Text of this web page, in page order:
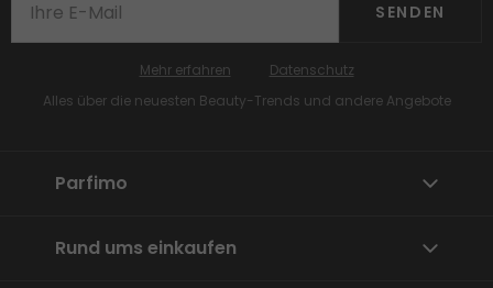
SENDEN
Alles über die neuesten Beauty-Trends und andere Angebote
Mehr erfahren Datenschutz
Parfimo
Rund ums einkaufen